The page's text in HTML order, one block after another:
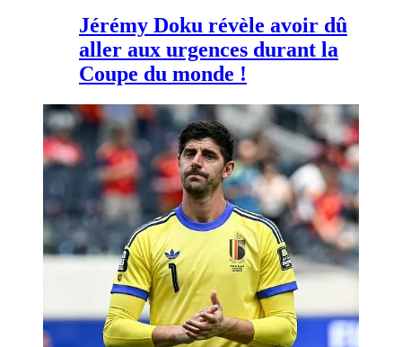
Jérémy Doku révèle avoir dû
aller aux urgences durant la
Coupe du monde !